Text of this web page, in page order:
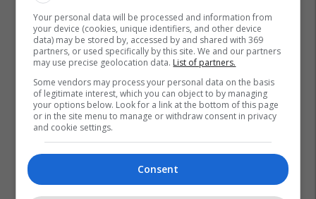
Your personal data will be processed and information from
your device (cookies, unique identifiers, and other device
data) may be stored by, accessed by and shared with 369
partners, or used specifically by this site. We and our partners
may use precise geolocation data. List of partners.
Some vendors may process your personal data on the basis
of legitimate interest, which you can object to by managing
your options below. Look for a link at the bottom of this page
or in the site menu to manage or withdraw consent in privacy
and cookie settings.
Consent